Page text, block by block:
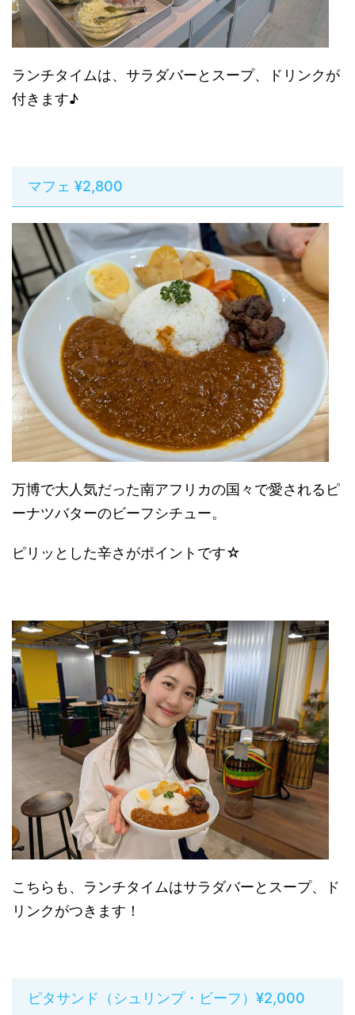
ランチタイムは、サラダバーとスープ、ドリンクが
付きます♪
マフェ ¥2,800
万博で大人気だった南アフリカの国々で愛されるピ
ーナツバターのビーフシチュー。
ピリッとした辛さがポイントです☆
こちらも、ランチタイムはサラダバーとスープ、ド
リンクがつきます！
ピタサンド（シュリンプ・ビーフ）¥2,000